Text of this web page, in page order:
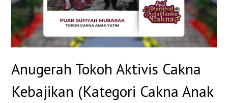
Anugerah Tokoh Aktivis Cakna
Kebajikan (Kategori Cakna Anak